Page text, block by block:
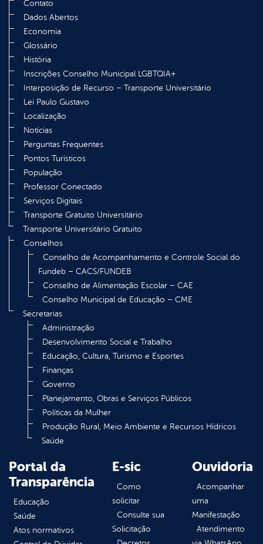
Contato
Dados Abertos
Economia
Glossário
História
Inscrições Conselho Municipal LGBTQIA+
Interposição de Recurso – Transporte Universitário
Lei Paulo Gustavo
Localização
Notícias
Perguntas Frequentes
Pontos Turísticos
População
Professor Conectado
Serviços Digitais
Transporte Gratuito Universitário
Transporte Universitário Gratuito
Conselhos
Conselho de Acompanhamento e Controle Social do
Fundeb – CACS/FUNDEB
Conselho de Alimentação Escolar – CAE
Conselho Municipal de Educação – CME
Secretarias
Administração
Desenvolvimento Social e Trabalho
Educação, Cultura, Turismo e Esportes
Finanças
Governo
Planejamento, Obras e Serviços Públicos
Políticas da Mulher
Produção Rural, Meio Ambiente e Recursos Hídricos
Saúde
Portal da
Transparência
Educação
Saúde
Atos normativos
E-sic
Como
solicitar
Consulte sua
Solicitação
Ouvidoria
Acompanhar
uma
Manifestação
Atendimento